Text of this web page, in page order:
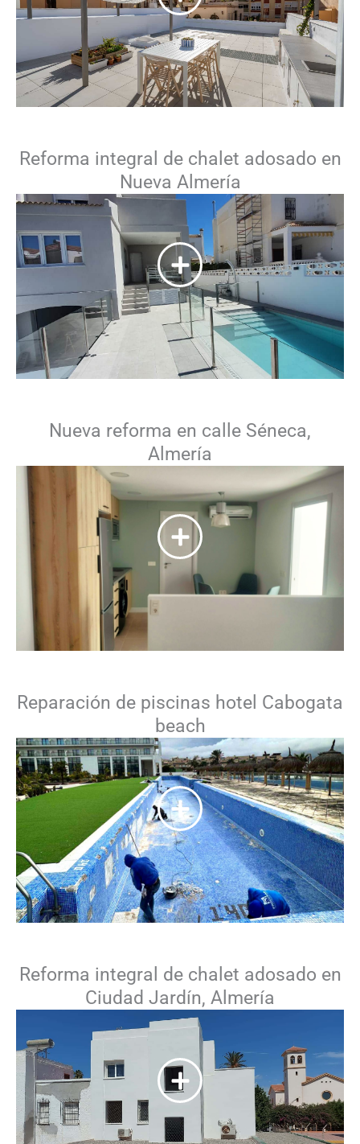
Reforma integral de chalet adosado en
Nueva Almería
Nueva reforma en calle Séneca,
Almería
Reparación de piscinas hotel Cabogata
beach
Reforma integral de chalet adosado en
Ciudad Jardín, Almería